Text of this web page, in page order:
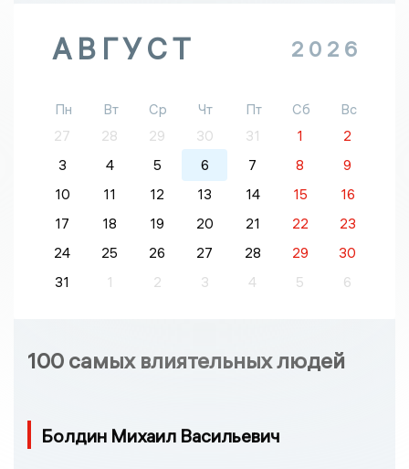
АВГУСТ 2026
Пн Вт Ср Чт Пт Сб
Вс
27
28 29 30 31 1
2
3
4 5 6 7 8
9
10
11 12 13 14 15
16
17
18 19 20 21 22
23
24
25 26 27 28 29
30
31
1 2 3 4 5 6
100 самых влиятельных людей
Болдин Михаил Васильевич